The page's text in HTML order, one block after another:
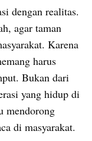
dengan realitas.
agar taman
Karena
harus
Bukan dari
yang hidup di
mendorong
di masyarakat.